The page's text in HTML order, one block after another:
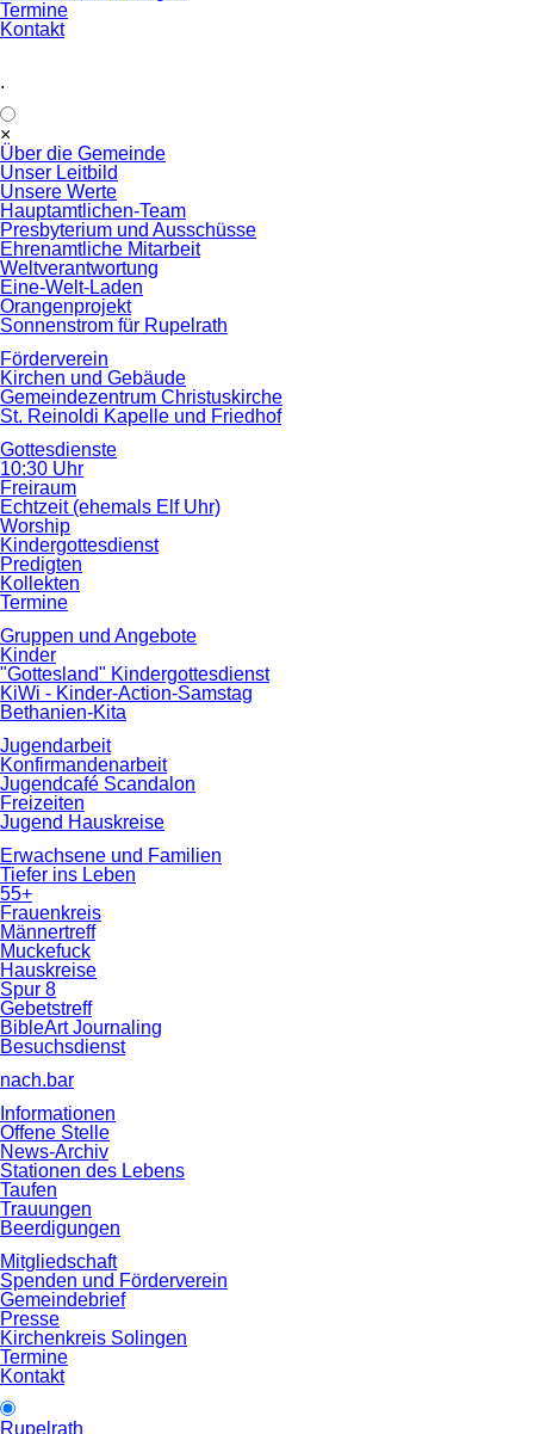
Termine
Kontakt
.
×
überspringen
Über die Gemeinde
Unser Leitbild
Unsere Werte
Hauptamtlichen-Team
Presbyterium und Ausschüsse
Ehrenamtliche Mitarbeit
Weltverantwortung
Eine-Welt-Laden
Orangenprojekt
Sonnenstrom für Rupelrath
Förderverein
Kirchen und Gebäude
Gemeindezentrum Christuskirche
St. Reinoldi Kapelle und Friedhof
Gottesdienste
10:30 Uhr
Freiraum
Echtzeit (ehemals Elf Uhr)
Worship
Kindergottesdienst
Predigten
Kollekten
Termine
Gruppen und Angebote
Kinder
"Gottesland" Kindergottesdienst
KiWi - Kinder-Action-Samstag
Bethanien-Kita
Jugendarbeit
Konfirmandenarbeit
Jugendcafé Scandalon
Freizeiten
Jugend Hauskreise
Erwachsene und Familien
Tiefer ins Leben
55+
Frauenkreis
Männertreff
Muckefuck
Hauskreise
Spur 8
Gebetstreff
BibleArt Journaling
Besuchsdienst
nach.bar
Informationen
Offene Stelle
News-Archiv
Stationen des Lebens
Taufen
Trauungen
Beerdigungen
Mitgliedschaft
Spenden und Förderverein
Gemeindebrief
Presse
Kirchenkreis Solingen
Termine
Kontakt
Rupelrath